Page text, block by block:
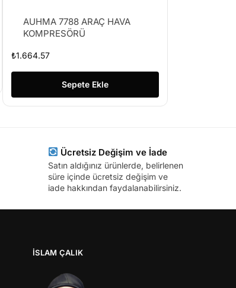
AUHMA 7788 ARAÇ HAVA
KOMPRESÖRÜ
₺1.664.57
Sepete Ekle
Ücretsiz Değişim ve İade
Satın aldığınız ürünlerde, belirlenen
süre içinde ücretsiz değişim ve
iade hakkından faydalanabilirsiniz.
İSLAM ÇALIK